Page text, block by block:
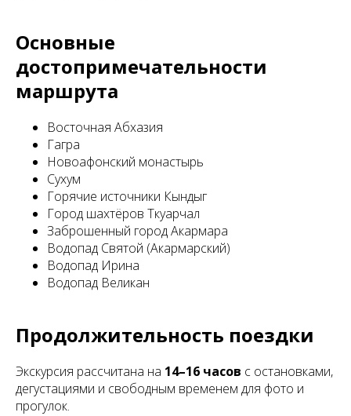
Основные
достопримечательности
маршрута
Восточная Абхазия
Гагра
Новоафонский монастырь
Сухум
Горячие источники Кындыг
Город шахтёров Ткуарчал
Заброшенный город Акармара
Водопад Святой (Акармарский)
Водопад Ирина
Водопад Великан
Продолжительность поездки
Экскурсия рассчитана на 14–16 часов с остановками,
дегустациями и свободным временем для фото и
прогулок.